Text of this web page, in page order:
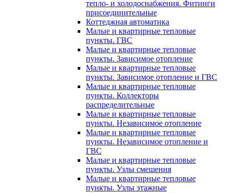
тепло- и холодоснабжения. Фитинги
присоединительные
Коттеджная автоматика
Малые и квартирные тепловые
пункты. ГВС
Малые и квартирные тепловые
пункты. Зависимое отопление
Малые и квартирные тепловые
пункты. Зависимое отопление и ГВС
Малые и квартирные тепловые
пункты. Коллекторы
распределительные
Малые и квартирные тепловые
пункты. Независимое отопление
Малые и квартирные тепловые
пункты. Независимое отопление и
ГВС
Малые и квартирные тепловые
пункты. Узлы смешения
Малые и квартирные тепловые
пункты. Узлы этажные